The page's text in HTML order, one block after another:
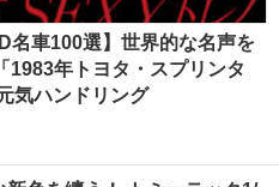
名車100選】世界的な名声を
1983年トヨタ・スプリンタ
気ハンドリング